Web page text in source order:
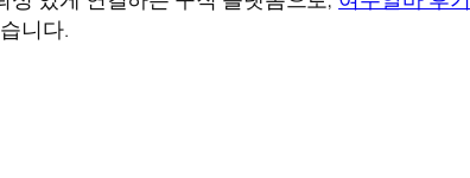
니다.